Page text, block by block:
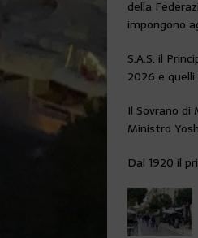
della
impongono
S.A.S. il
2026 e
Il Sovrano
Ministro
Dal 1920 il